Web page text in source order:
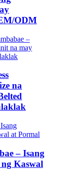
ODM
na
– Isang
Kaswal